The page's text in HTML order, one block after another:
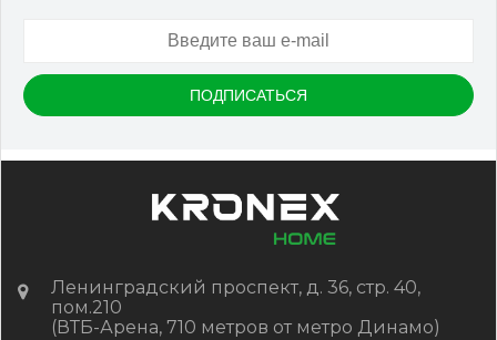
стол, 4 стула
КУПИТЬ
Ленинградский проспект, д. 36, стр. 40,
пом.210
(ВТБ-Арена, 710 метров от метро Динамо)